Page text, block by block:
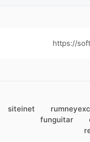
https://
siteinet
funguitar